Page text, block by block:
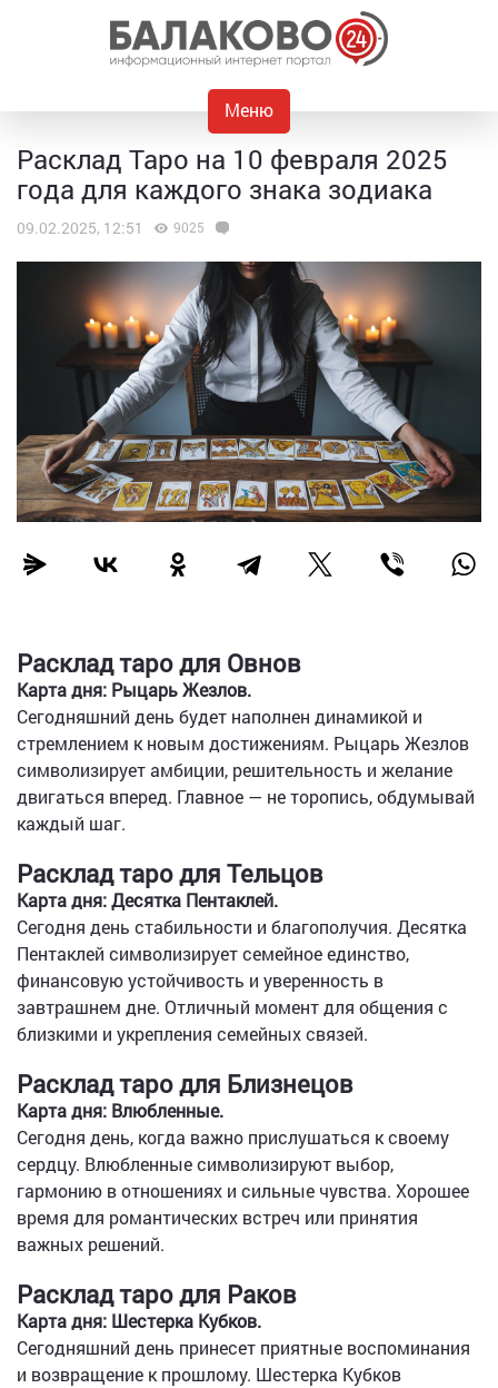
Меню
Расклад Таро на 10 февраля 2025
года для каждого знака зодиака
09.02.2025, 12:51 9025
Расклад таро для Овнов
Карта дня: Рыцарь Жезлов.
Сегодняшний день будет наполнен динамикой и
стремлением к новым достижениям. Рыцарь Жезлов
символизирует амбиции, решительность и желание
двигаться вперед. Главное — не торопись, обдумывай
каждый шаг.
Расклад таро для Тельцов
Карта дня: Десятка Пентаклей.
Сегодня день стабильности и благополучия. Десятка
Пентаклей символизирует семейное единство,
финансовую устойчивость и уверенность в
завтрашнем дне. Отличный момент для общения с
близкими и укрепления семейных связей.
Расклад таро для Близнецов
Карта дня: Влюбленные.
Сегодня день, когда важно прислушаться к своему
сердцу. Влюбленные символизируют выбор,
гармонию в отношениях и сильные чувства. Хорошее
время для романтических встреч или принятия
важных решений.
Расклад таро для Раков
Карта дня: Шестерка Кубков.
Сегодняшний день принесет приятные воспоминания
и возвращение к прошлому. Шестерка Кубков